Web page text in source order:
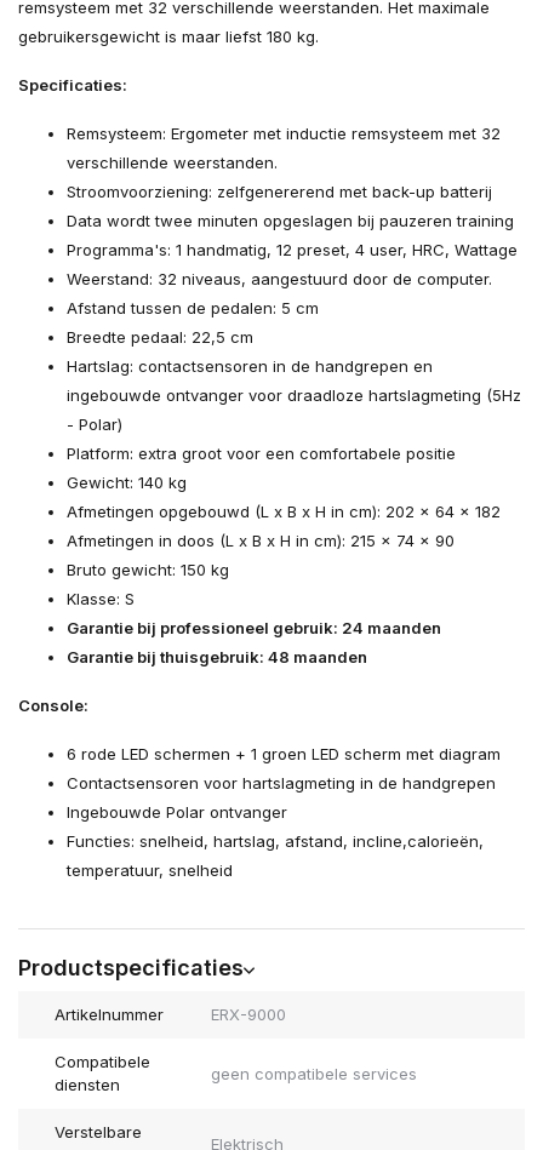
remsysteem met 32 verschillende weerstanden. Het maximale
gebruikersgewicht is maar liefst 180 kg.
Specificaties:
Remsysteem: Ergometer met inductie remsysteem met 32
verschillende weerstanden.
Stroomvoorziening: zelfgenererend met back-up batterij
Data wordt twee minuten opgeslagen bij pauzeren training
Programma's: 1 handmatig, 12 preset, 4 user, HRC, Wattage
Weerstand: 32 niveaus, aangestuurd door de computer.
Afstand tussen de pedalen: 5 cm
Breedte pedaal: 22,5 cm
Hartslag: contactsensoren in de handgrepen en
ingebouwde ontvanger voor draadloze hartslagmeting (5Hz
- Polar)
Platform: extra groot voor een comfortabele positie
Gewicht: 140 kg
Afmetingen opgebouwd (L x B x H in cm): 202 x 64 x 182
Afmetingen in doos (L x B x H in cm): 215 x 74 x 90
Bruto gewicht: 150 kg
Klasse: S
Garantie bij professioneel gebruik: 24 maanden
Garantie bij thuisgebruik: 48 maanden
Console:
6 rode LED schermen + 1 groen LED scherm met diagram
Contactsensoren voor hartslagmeting in de handgrepen
Ingebouwde Polar ontvanger
Functies: snelheid, hartslag, afstand, incline,calorieën,
temperatuur, snelheid
Productspecificaties
Artikelnummer ERX-9000
Compatibele
diensten
geen compatibele services
Verstelbare
Elektrisch